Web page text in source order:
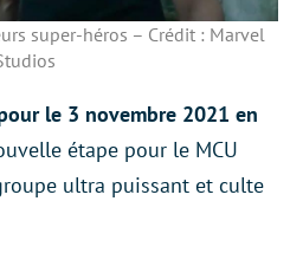
super-héros – Crédit : Marvel
le 3 novembre 2021 en
étape pour le MCU
ultra puissant et culte